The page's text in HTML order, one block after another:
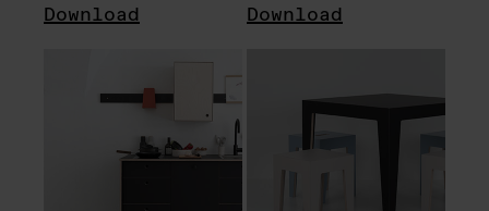
Download Download